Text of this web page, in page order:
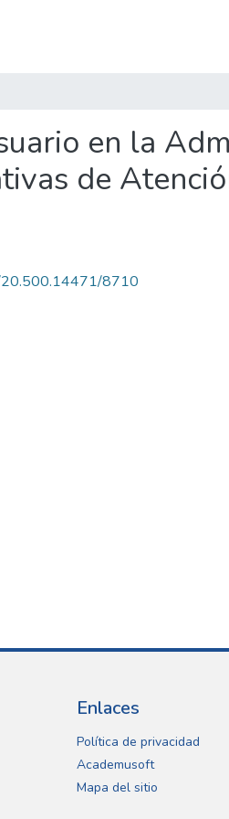
en la
de
20.500.14471/8710
Enlaces
Política de privacidad
Academusoft
Mapa del sitio